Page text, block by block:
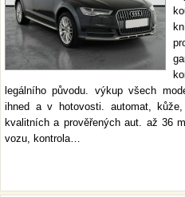
legálního původu. výkup všech
ihned a v hotovosti. automat,
kvalitních a prověřených aut. až 36
vozu, kontrola…